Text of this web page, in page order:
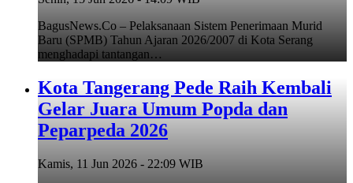
BagusNews.Co – Pelaksanaan Sistem Penerimaan Murid
Baru (SPMB) Tahun Ajaran 2026/2007 di Kota Serang
menghadapi tantangan…
Kota Tangerang Pede Raih Kembali
Gelar Juara Umum Popda dan
Peparpeda 2026
Kamis, 11 Jun 2026 - 22:09 WIB